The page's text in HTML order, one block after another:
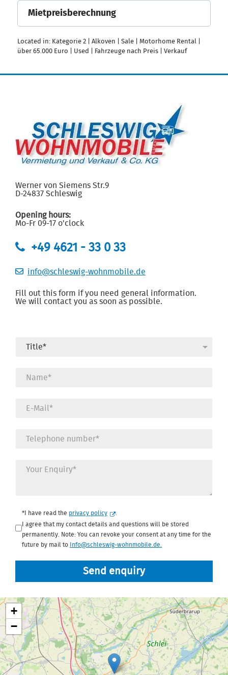
Mietpreisberechnung
Located in: Kategorie 2 Alkoven Sale Motorhome Rental
über 65.000 Euro
Used Fahrzeuge nach Preis Verkauf
Werner von Siemens Str.9
D-24837 Schleswig
Opening hours:
Mo-Fr 09-17 o'clock
+49 4621 - 33 0 33
info@schleswig-wohnmobile.de
Fill out this form if you need general information.
We will contact you as soon as possible.
Datenschutz*
*I have read the privacy policy
I agree that my contact details and questions will be stored
permanently. Note: You can revoke your consent at any time for the
future by mail to
Info@schleswig-wohnmobile.de
Send enquiry
+
−